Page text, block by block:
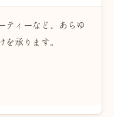
ティーなど、あらゆ
承ります。